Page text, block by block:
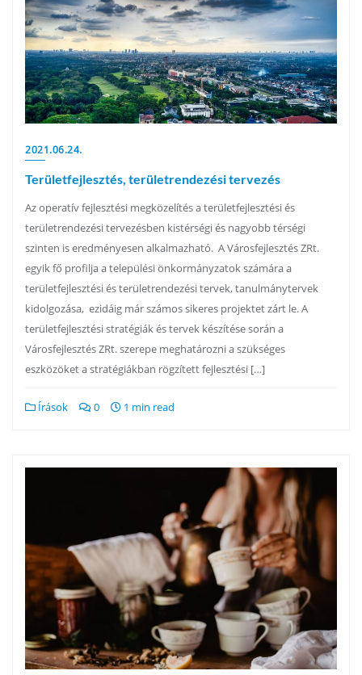
2021.06.24.
Területfejlesztés, területrendezési tervezés
Az operatív fejlesztési megközelítés a területfejlesztési és
területrendezési tervezésben kistérségi és nagyobb térségi
szinten is eredményesen alkalmazható. A Városfejlesztés ZRt.
egyik fő profilja a települési önkormányzatok számára a
területfejlesztési és területrendezési tervek, tanulmánytervek
kidolgozása, ezidáig már számos sikeres projektet zárt le. A
területfejlesztési stratégiák és tervek készítése során a
Városfejlesztés ZRt. szerepe meghatározni a szükséges
eszközöket a stratégiákban rögzített fejlesztési […]
Írások 0 1 min read